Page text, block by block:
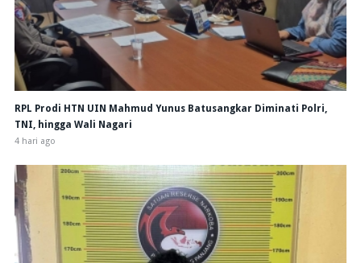
RPL Prodi HTN UIN Mahmud Yunus Batusangkar Diminati Polri,
TNI, hingga Wali Nagari
4 hari ago